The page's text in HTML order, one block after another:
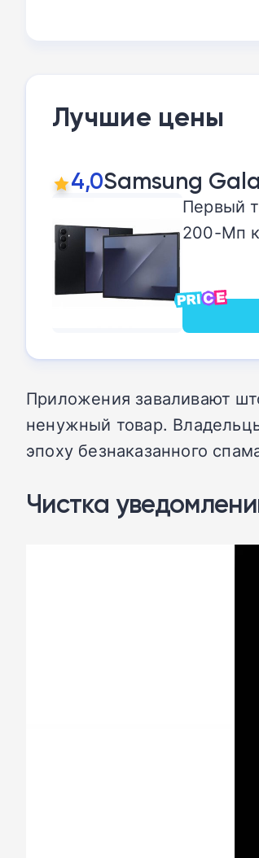
Лучшие цены
4,0Samsung
Первый
200-Мп
Приложения заваливают
ненужный товар.
эпоху безнаказанного
Чистка